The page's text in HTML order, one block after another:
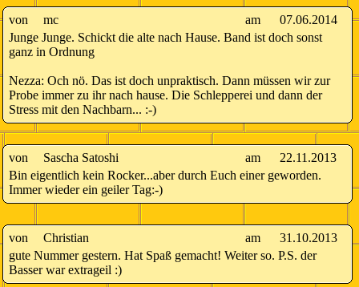
von mc am
07.06.2014
Junge Junge. Schickt die alte nach Hause. Band ist doch sonst
ganz in Ordnung
Nezza: Och nö. Das ist doch unpraktisch. Dann müssen wir zur
Probe immer zu ihr nach hause. Die Schlepperei und dann der
Stress mit den Nachbarn... :-)
von Sascha Satoshi am
22.11.2013
Bin eigentlich kein Rocker...aber durch Euch einer geworden.
Immer wieder ein geiler Tag:-)
von Christian am
31.10.2013
gute Nummer gestern. Hat Spaß gemacht! Weiter so. P.S. der
Basser war extrageil :)